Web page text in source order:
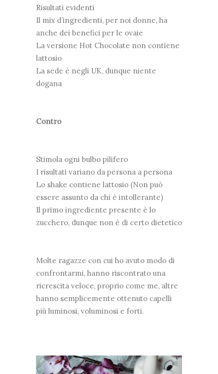
Risultati evidenti
Il mix d’ingredienti, per noi donne, ha
anche dei benefici per le ovaie
La versione Hot Chocolate non contiene
lattosio
La sede è negli UK, dunque niente
dogana
Contro
Stimola ogni bulbo pilifero
I risultati variano da persona a persona
Lo shake contiene lattosio (Non può
essere assunto da chi è intollerante)
Il primo ingrediente presente è lo
zucchero, dunque non è di certo dietetico
Molte ragazze con cui ho avuto modo di
confrontarmi, hanno riscontrato una
ricrescita veloce, proprio come me, altre
hanno semplicemente ottenuto capelli
più luminosi, voluminosi e forti.